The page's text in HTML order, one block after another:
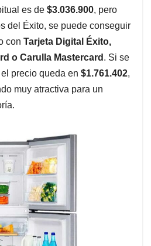
es de $3.036.900, pero
del Éxito, se puede conseguir
con Tarjeta Digital Éxito,
o Carulla Mastercard . Si se
precio queda en $1.761.402,
muy atractiva para un